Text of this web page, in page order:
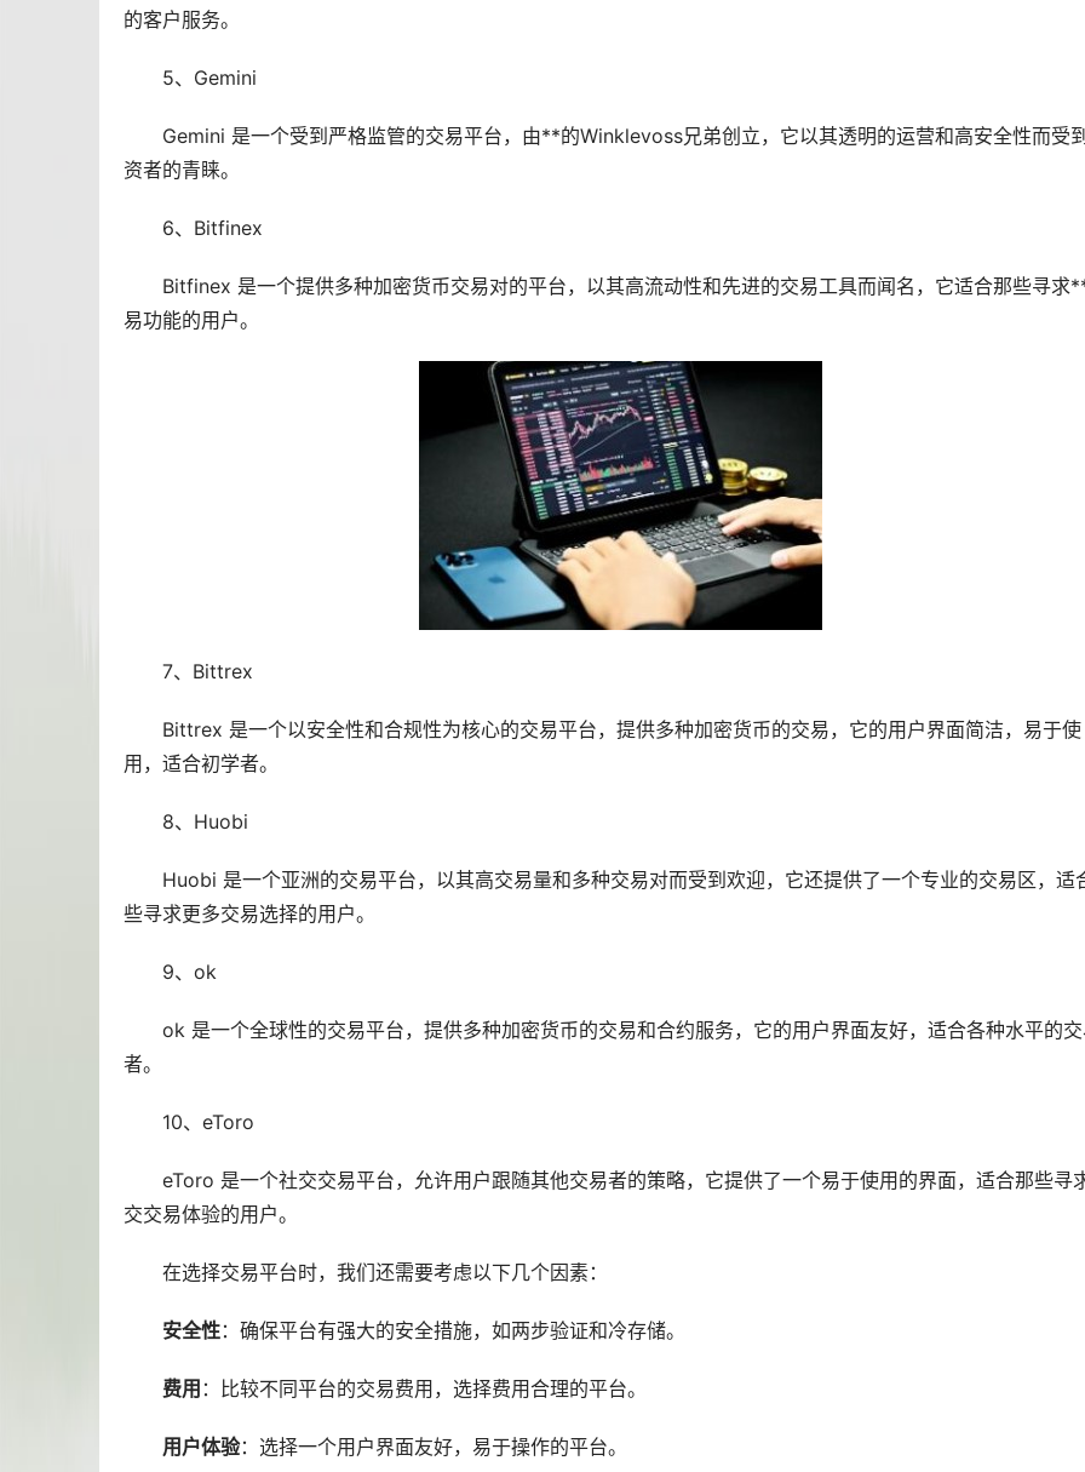
的客户服务。
5、Gemini
Gemini 是一个受到严格监管的交易平台，由**的Winklevoss兄弟创立，它以其透明的运营和高安全性而受
资者的青睐。
6、Bitfinex
Bitfinex 是一个提供多种加密货币交易对的平台，以其高流动性和先进的交易工具而闻名，它适合那些寻求
易功能的用户。
7、Bittrex
Bittrex 是一个以安全性和合规性为核心的交易平台，提供多种加密货币的交易，它的用户界面简洁，易于使
用，适合初学者。
8、Huobi
Huobi 是一个亚洲的交易平台，以其高交易量和多种交易对而受到欢迎，它还提供了一个专业的交易区，适
些寻求更多交易选择的用户。
9、ok
ok 是一个全球性的交易平台，提供多种加密货币的交易和合约服务，它的用户界面友好，适合各种水平的
者。
10、eToro
eToro 是一个社交交易平台，允许用户跟随其他交易者的策略，它提供了一个易于使用的界面，适合那些寻
交交易体验的用户。
在选择交易平台时，我们还需要考虑以下几个因素：
安全性：确保平台有强大的安全措施，如两步验证和冷存储。
费用 ：比较不同平台的交易费用，选择费用合理的平台。
用户体验：选择一个用户界面友好，易于操作的平台。